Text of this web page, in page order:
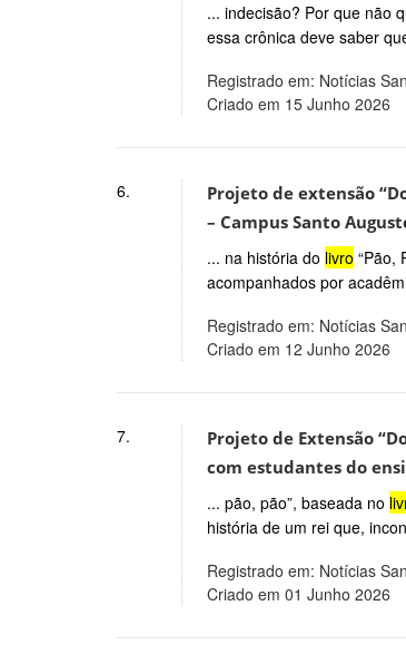
... indecisão? Por que não
essa crônica deve saber
Registrado em: Notícias
Criado em 15 Junho 2026
Projeto de extensão
– Campus Santo
... na história do livro “Pão,
acompanhados por
Registrado em: Notícias
Criado em 12 Junho 2026
6.
Projeto de Extensão
com estudantes do
... pão, pão”, baseada no
história de um rei que,
Registrado em: Notícias
Criado em 01 Junho 2026
7.